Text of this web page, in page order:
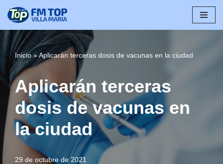
contenido
Inicio»Aplicarán terceras dosis de vacunas en la ciudad
Aplicarán terceras
dosis de vacunas en
la ciudad
29 de octubre de 2021